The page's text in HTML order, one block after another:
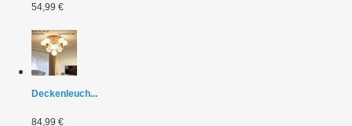
54,99 €
Deckenleuch...
84,99 €